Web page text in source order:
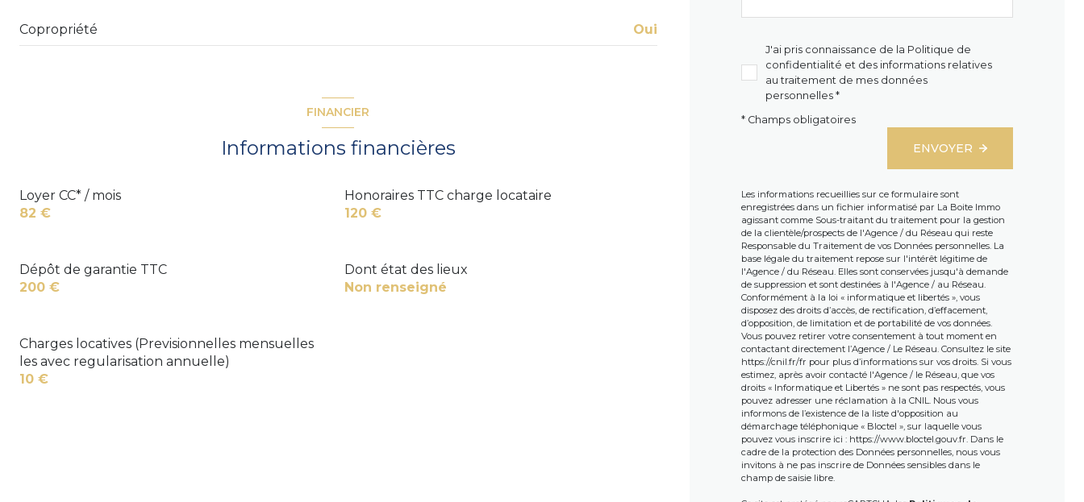
Copropriété Oui
FINANCIER
Informations financières
Loyer CC* / mois
82 €
Honoraires TTC charge locataire
120 €
Dont état des lieux
Non renseigné
Dépôt de garantie TTC
200 €
Charges locatives (Previsionnelles mensuelles
les avec regularisation annuelle)
10 €
J'ai pris connaissance de la Politique de
confidentialité et des informations relatives
au traitement de mes données
personnelles *
* Champs obligatoires
ENVOYER
Les informations recueillies sur ce formulaire sont
enregistrées dans un fichier informatisé par La Boite Immo
agissant comme Sous-traitant du traitement pour la gestion
de la clientèle/prospects de l'Agence / du Réseau qui reste
Responsable du Traitement de vos Données personnelles. La
base légale du traitement repose sur l'intérêt légitime de
l'Agence / du Réseau. Elles sont conservées jusqu'à demande
de suppression et sont destinées à l'Agence / au Réseau.
Conformément à la loi « informatique et libertés », vous
disposez des droits d’accès, de rectification, d’effacement,
d’opposition, de limitation et de portabilité de vos données.
Vous pouvez retirer votre consentement à tout moment en
contactant directement l’Agence / Le Réseau. Consultez le site
https://cnil.fr/fr pour plus d’informations sur vos droits. Si vous
estimez, après avoir contacté l'Agence / le Réseau, que vos
droits « Informatique et Libertés » ne sont pas respectés, vous
pouvez adresser une réclamation à la CNIL. Nous vous
informons de l’existence de la liste d'opposition au
démarchage téléphonique « Bloctel », sur laquelle vous
pouvez vous inscrire ici : https://www.bloctel.gouv.fr . Dans le
cadre de la protection des Données personnelles, nous vous
invitons à ne pas inscrire de Données sensibles dans le
champ de saisie libre.